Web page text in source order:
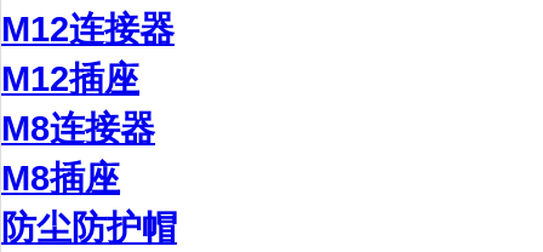
M12连接器
M12插座
M8连接器
M8插座
防尘防护帽